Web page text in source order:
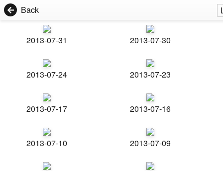
Back
2013-07-31 2013-07-30
2013-07-24 2013-07-23
2013-07-17 2013-07-16
2013-07-10 2013-07-09